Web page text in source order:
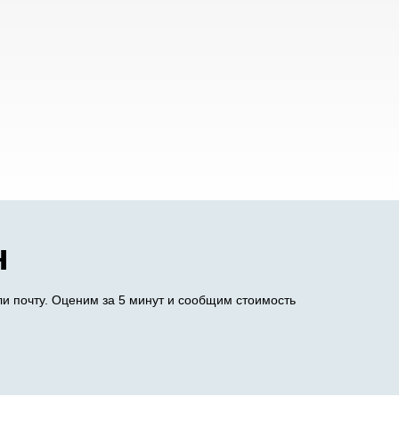
почту. Оценим за 5 минут и сообщим стоимость